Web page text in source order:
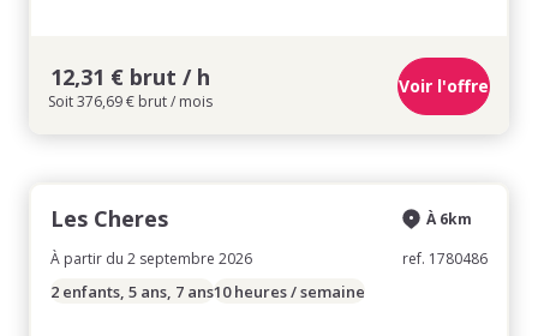
12,31 € brut / h
Soit 376,69 € brut / mois
Voir l'offre
Les Cheres
À partir du 2 septembre 2026
À 6km
ref. 1780486
2 enfants, 5 ans, 7 ans10 heures / semaine